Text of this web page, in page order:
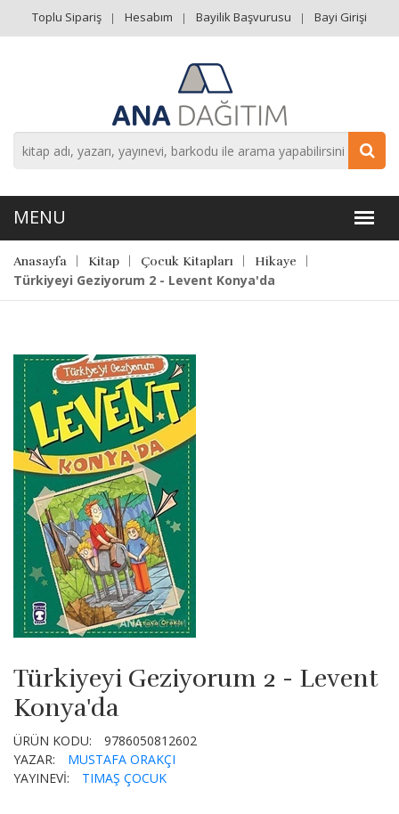
Toplu Sipariş Hesabım Bayilik Başvurusu Bayi Girişi
Anasayfa Kitap Çocuk Kitapları Hikaye
Türkiyeyi Geziyorum 2 - Levent Konya'da
Türkiyeyi Geziyorum 2 - Levent
Konya'da
ÜRÜN KODU:
9786050812602
YAZAR:
MUSTAFA ORAKÇI
YAYINEVİ:
TIMAŞ ÇOCUK